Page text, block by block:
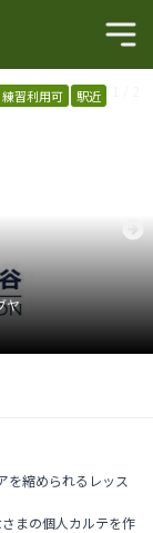
練習利用可
駅近
ヤ
を縮められるレッス
まの個人カルテを作